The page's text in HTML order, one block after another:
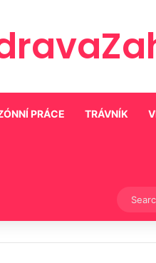
PRÁCE TRÁVNÍK
Switch